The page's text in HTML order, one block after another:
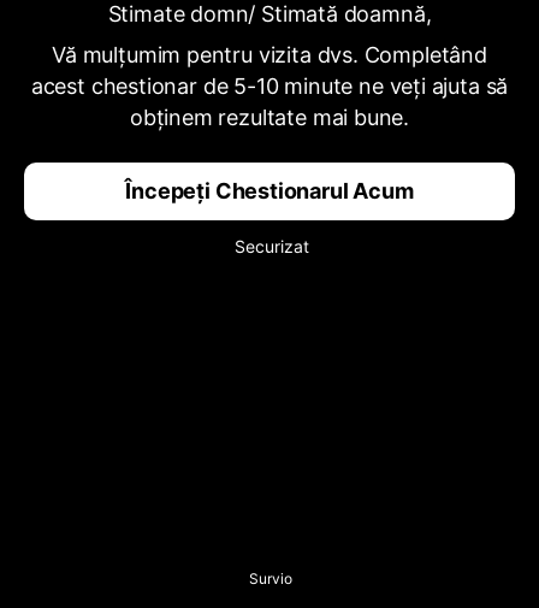
Stimate domn/ Stimată doamnă,
Vă mulțumim pentru vizita dvs. Completând
acest chestionar de 5-10 minute ne veți ajuta să
obținem rezultate mai bune.
Începeți Chestionarul Acum
Securizat
Survio